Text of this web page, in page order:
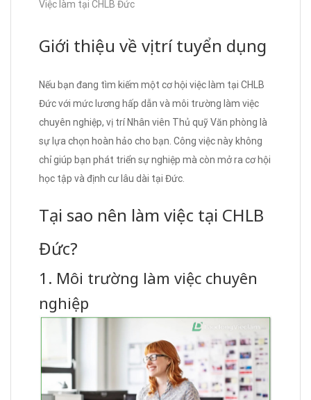
Việc làm tại CHLB Đức
Giới thiệu về vị trí tuyển dụng
Nếu bạn đang tìm kiếm một cơ hội việc làm tại CHLB
Đức với mức lương hấp dẫn và môi trường làm việc
chuyên nghiệp, vị trí Nhân viên Thủ quỹ Văn phòng là
sự lựa chọn hoàn hảo cho bạn. Công việc này không
chỉ giúp bạn phát triển sự nghiệp mà còn mở ra cơ hội
học tập và định cư lâu dài tại Đức.
Tại sao nên làm việc tại CHLB
Đức?
1. Môi trường làm việc chuyên
nghiệp